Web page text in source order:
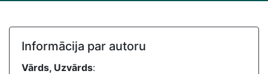
Informācija par autoru
Vārds, Uzvārds: